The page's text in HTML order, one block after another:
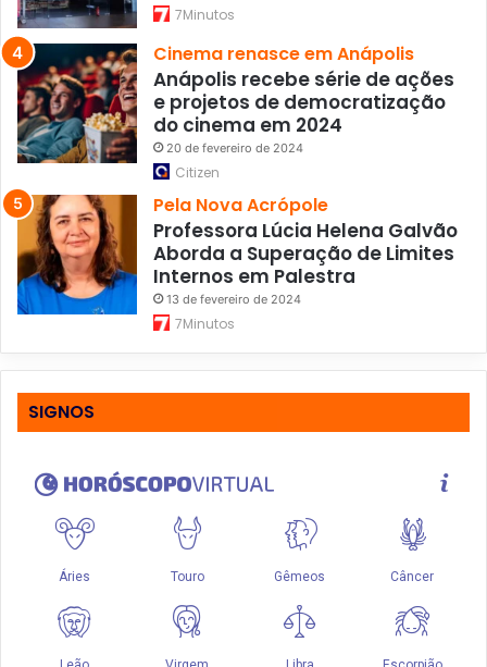
7Minutos
Cinema renasce em Anápolis
Anápolis recebe série de ações
e projetos de democratização
do cinema em 2024
20 de fevereiro de 2024
Citizen
Pela Nova Acrópole
Professora Lúcia Helena Galvão
Aborda a Superação de Limites
Internos em Palestra
13 de fevereiro de 2024
7Minutos
SIGNOS